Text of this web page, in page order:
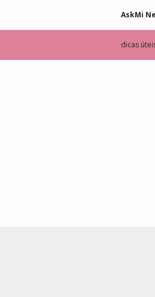
AskMi
dicas